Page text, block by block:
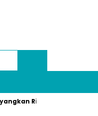
Ribuan Press